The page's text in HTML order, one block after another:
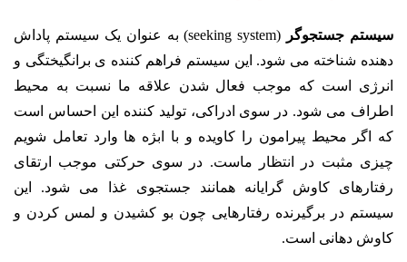
سیستم جستجوگر
(seeking system) به عنوان یک سیستم پاداش
دهنده شناخته می شود. این سیستم فراهم کننده ی برانگیختگی و
انرژی است که موجب فعال شدن علاقه ما نسبت به محیط
اطراف می شود. در سوی ادراکی، تولید کننده این احساس است
که اگر محیط پیرامون را کاویده و با ابژه ها وارد تعامل شویم
چیزی مثبت در انتظار ماست. در سوی حرکتی موجب ارتقای
رفتارهای کاوش گرایانه همانند جستجوی غذا می شود. این
سیستم در برگیرنده رفتارهایی چون بو کشیدن و لمس کردن و
کاوش دهانی است.